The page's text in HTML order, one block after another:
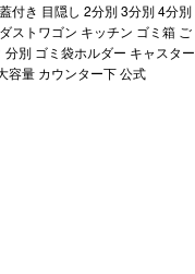
付き 目隠し 2分別 3分別 4分別
ストワゴン キッチン ゴミ箱 ご
別 ゴミ袋ホルダー キャスター
容量 カウンター下 公式